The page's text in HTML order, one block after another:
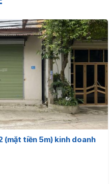
(mặt tiền 5m) kinh doanh